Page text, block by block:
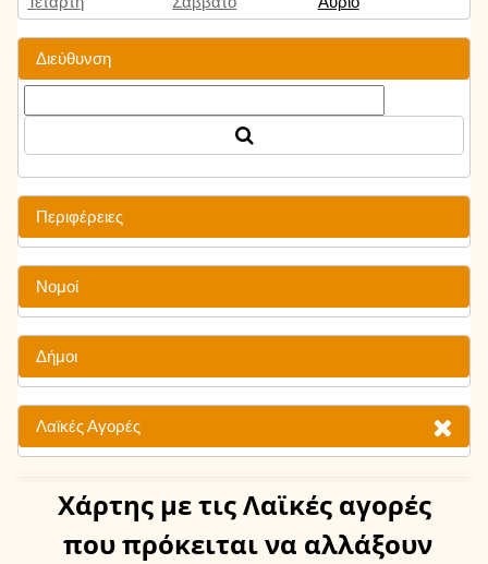
Διεύθυνση
Περιφέρειες
Νομοί
Δήμοι
Λαϊκές Αγορές
Χάρτης με τις Λαϊκές αγορές
που πρόκειται να αλλάξουν